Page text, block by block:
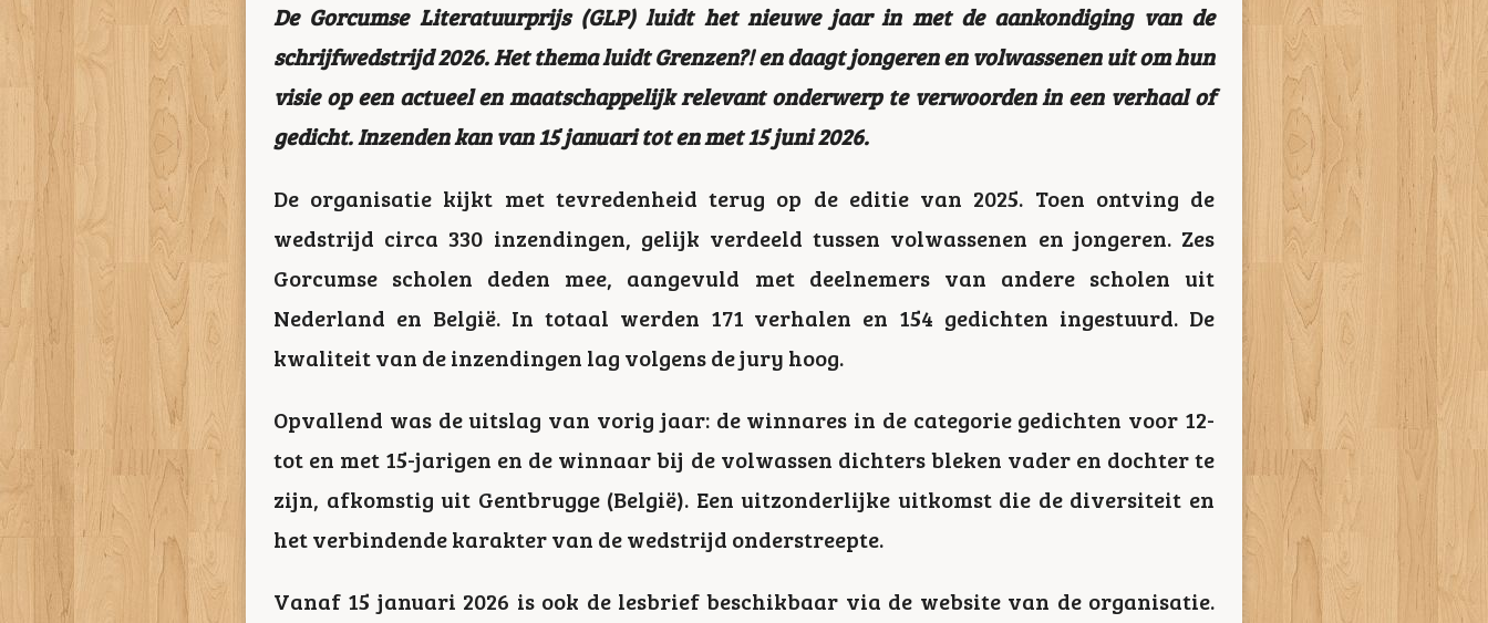
De Gorcumse Literatuurprijs (GLP) luidt het nieuwe jaar in met de aankondiging van de
schrijfwedstrijd 2026. Het thema luidt Grenzen?! en daagt jongeren en volwassenen uit om hun
visie op een actueel en maatschappelijk relevant onderwerp te verwoorden in een verhaal of
gedicht. Inzenden kan van 15 januari tot en met 15 juni 2026.
De organisatie kijkt met tevredenheid terug op de editie van 2025. Toen ontving de
wedstrijd circa 330 inzendingen, gelijk verdeeld tussen volwassenen en jongeren. Zes
Gorcumse scholen deden mee, aangevuld met deelnemers van andere scholen uit
Nederland en België. In totaal werden 171 verhalen en 154 gedichten ingestuurd. De
kwaliteit van de inzendingen lag volgens de jury hoog.
Opvallend was de uitslag van vorig jaar: de winnares in de categorie gedichten voor 12-
tot en met 15-jarigen en de winnaar bij de volwassen dichters bleken vader en dochter te
zijn, afkomstig uit Gentbrugge (België). Een uitzonderlijke uitkomst die de diversiteit en
het verbindende karakter van de wedstrijd onderstreepte.
Vanaf 15 januari 2026 is ook de lesbrief beschikbaar via de website van de organisatie.